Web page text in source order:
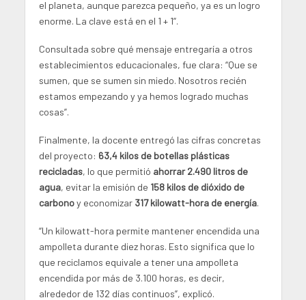
el planeta, aunque parezca pequeño, ya es un logro
enorme. La clave está en el 1 + 1”.
Consultada sobre qué mensaje entregaría a otros
establecimientos educacionales, fue clara: “Que se
sumen, que se sumen sin miedo. Nosotros recién
estamos empezando y ya hemos logrado muchas
cosas”.
Finalmente, la docente entregó las cifras concretas
del proyecto: 63,4 kilos de botellas plásticas
recicladas, lo que permitió ahorrar 2.490 litros de
agua, evitar la emisión de 158 kilos de dióxido de
carbonoy economizar 317 kilowatt-hora de energía.
“Un kilowatt-hora permite mantener encendida una
ampolleta durante diez horas. Esto significa que lo
que reciclamos equivale a tener una ampolleta
encendida por más de 3.100 horas, es decir,
alrededor de 132 días continuos”, explicó.